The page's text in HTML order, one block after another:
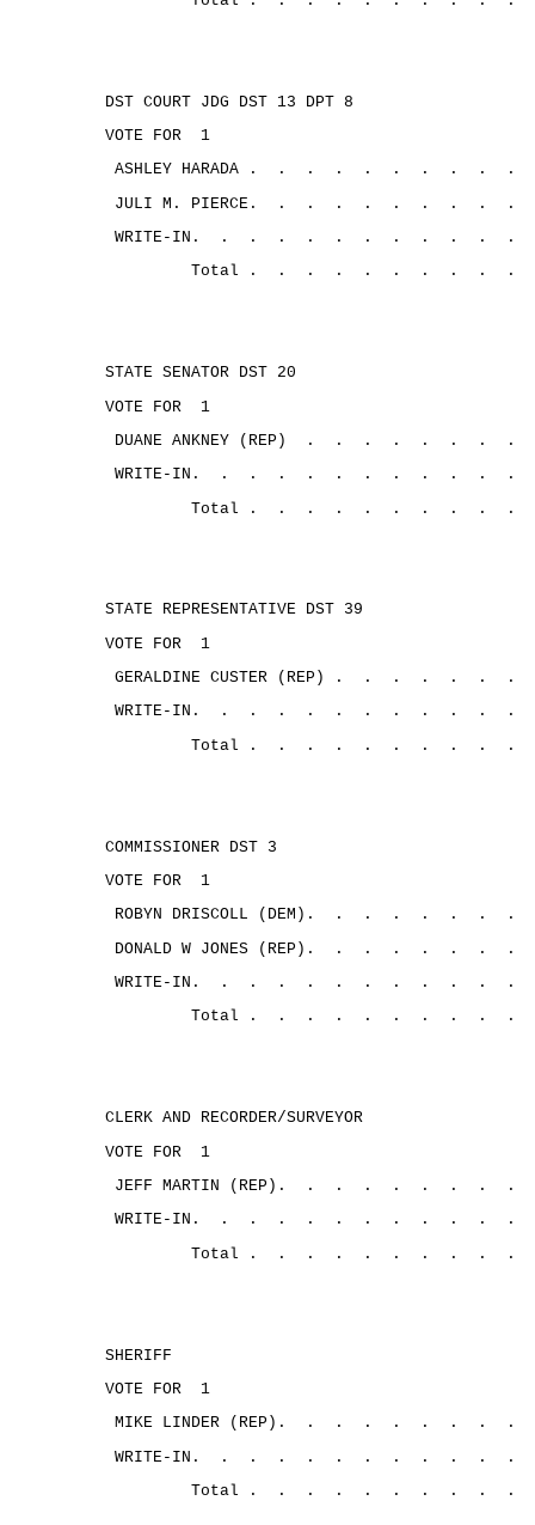
DST COURT JDG DST 13 DPT 8
VOTE FOR
1
ASHLEY HARADA .
. . . . . . . .
.
JULI M. PIERCE.
. . . . . . . .
.
WRITE-IN.
. . . . . . . . . .
.
Total .
. . . . . . . . .
STATE SENATOR DST 20
VOTE FOR
1
DUANE ANKNEY (REP)
. . . . . . .
.
WRITE-IN.
. . . . . . . . . .
.
Total .
. . . . . . . . .
STATE REPRESENTATIVE DST 39
VOTE FOR
1
GERALDINE CUSTER (REP) .
. . . . .
.
WRITE-IN.
. . . . . . . . . .
.
Total .
. . . . . . . . .
COMMISSIONER DST 3
VOTE FOR
1
ROBYN DRISCOLL (DEM).
. . . . . .
.
DONALD W JONES (REP).
. . . . . .
.
WRITE-IN.
. . . . . . . . . .
.
Total .
. . . . . . . . .
CLERK AND RECORDER/SURVEYOR
VOTE FOR
1
JEFF MARTIN (REP).
. . . . . . .
.
WRITE-IN.
. . . . . . . . . .
.
Total .
. . . . . . . . .
SHERIFF
VOTE FOR
1
MIKE LINDER (REP).
. . . . . . .
.
WRITE-IN.
. . . . . . . . . .
.
Total .
. . . . . . . . .